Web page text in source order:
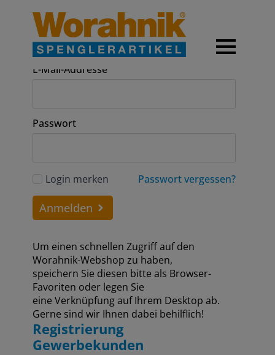
Anmeldung
E-Mail-Addresse
Passwort
Login merken Passwort vergessen?
Anmelden
Um einen schnellen Zugriff auf den
Worahnik-Webshop zu haben,
speichern Sie diesen bitte als Browser-
Favoriten oder legen Sie
eine Verknüpfung auf Ihrem Desktop ab.
Gerne sind wir Ihnen dabei behilflich!
Registrierung
Gewerbekunden